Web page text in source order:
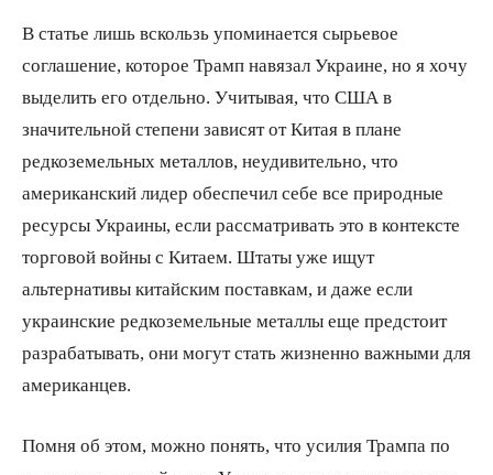
В статье лишь вскользь упоминается сырьевое
соглашение, которое Трамп навязал Украине, но я хочу
выделить его отдельно. Учитывая, что США в
значительной степени зависят от Китая в плане
редкоземельных металлов, неудивительно, что
американский лидер обеспечил себе все природные
ресурсы Украины, если рассматривать это в контексте
торговой войны с Китаем. Штаты уже ищут
альтернативы китайским поставкам, и даже если
украинские редкоземельные металлы еще предстоит
разрабатывать, они могут стать жизненно важными для
американцев.
Помня об этом, можно понять, что усилия Трампа по